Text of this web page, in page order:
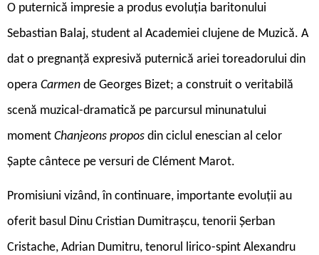
O puternică impresie a produs evoluția baritonului
Sebastian Balaj, student al Academiei clujene de Muzică. A
dat o pregnanță expresivă puternică ariei toreadorului din
opera Carmen de Georges Bizet; a construit o veritabilă
scenă muzical-dramatică pe parcursul minunatului
moment Chanjeons propos din ciclul enescian al celor
Șapte cântece pe versuri de Clément Marot.
Promisiuni vizând, în continuare, importante evoluții au
oferit basul Dinu Cristian Dumitrașcu, tenorii Șerban
Cristache, Adrian Dumitru, tenorul lirico-spint Alexandru